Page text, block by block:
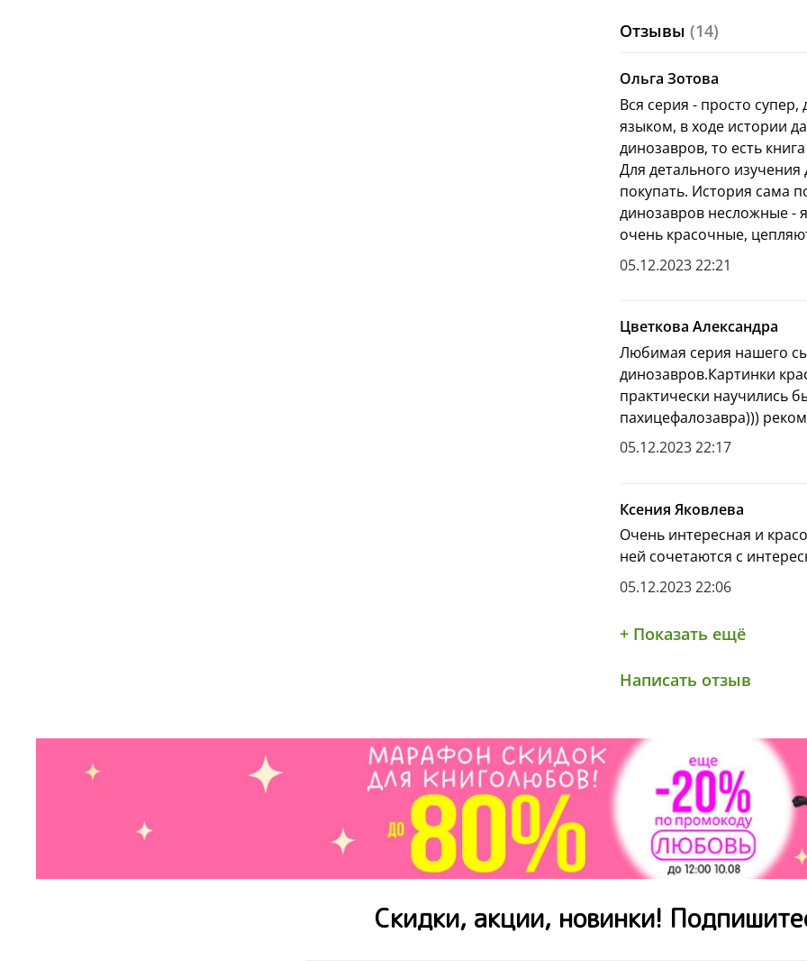
настоящую битву
приключения ждут
вернуться домой? Об
исчезновения
периоде».
Отзывы (14)
Ольга Зотова
Вся серия - просто
языком, в ходе истории
динозавров, то есть
Для детального
покупать. История сама
динозавров несложные -
очень красочные,
05.12.2023 22:21
Цветкова Александра
Любимая серия нашего
динозавров.Картинки
практически научились
пахицефалозавра)))
05.12.2023 22:17
Ксения Яковлева
Очень интересная и
ней сочетаются с
05.12.2023 22:06
+ Показать ещё
Написать отзыв
Скидки, акции, новинки!